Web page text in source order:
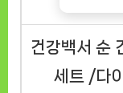
건강백서 순
세트 /다